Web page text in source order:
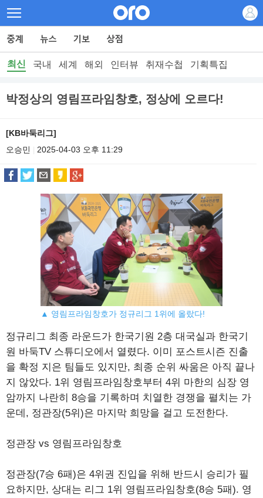
최신 국내 세계 해외 인터뷰 취재수첩 기획특집
박정상의 영림프라임창호, 정상에 오르다!
[KB바둑리그]
오승민
2025-04-03 오후 11:29
▲ 영림프라임창호가 정규리그 1위에 올랐다!
정규리그 최종 라운드가 한국기원 2층 대국실과 한국기
원 바둑TV 스튜디오에서 열렸다. 이미 포스트시즌 진출
을 확정 지은 팀들도 있지만, 최종 순위 싸움은 아직 끝나
지 않았다. 1위 영림프라임창호부터 4위 마한의 심장 영
암까지 나란히 8승을 기록하며 치열한 경쟁을 펼치는 가
운데, 정관장(5위)은 마지막 희망을 걸고 도전한다.
정관장 vs 영림프라임창호
정관장(7승 6패)은 4위권 진입을 위해 반드시 승리가 필
요하지만, 상대는 리그 1위 영림프라임창호(8승 5패). 영